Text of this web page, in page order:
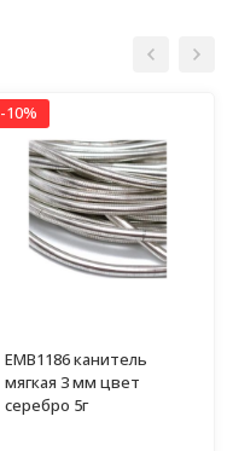
-10%
EMB1186 канитель
мягкая 3 мм цвет
серебро 5г